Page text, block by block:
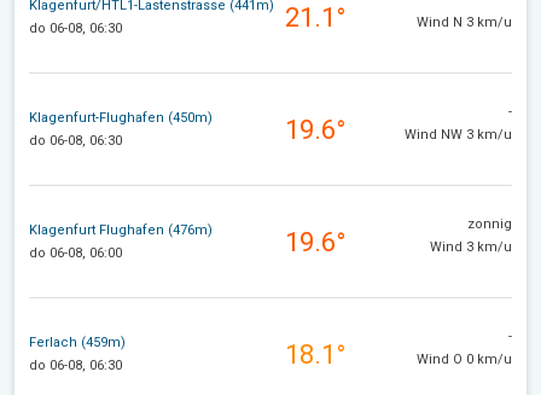
Klagenfurt/HTL1-Lastenstrasse (441m)
do 06-08, 06:30
21.1°
Wind N 3 km/u
Klagenfurt-Flughafen (450m)
do 06-08, 06:30
19.6°
-
Wind NW 3 km/u
Klagenfurt Flughafen (476m)
do 06-08, 06:00
19.6°
zonnig
Wind 3 km/u
Ferlach (459m)
do 06-08, 06:30
18.1°
-
Wind O 0 km/u